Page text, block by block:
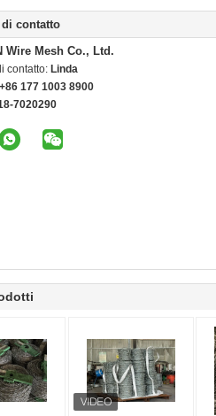
contatto
Wire Mesh Co., Ltd.
contatto: Linda
+86 177 1003 8900
7020290